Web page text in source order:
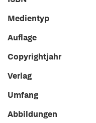
Medientyp
Auflage
Copyrightjahr
Verlag
Umfang
Abbildungen